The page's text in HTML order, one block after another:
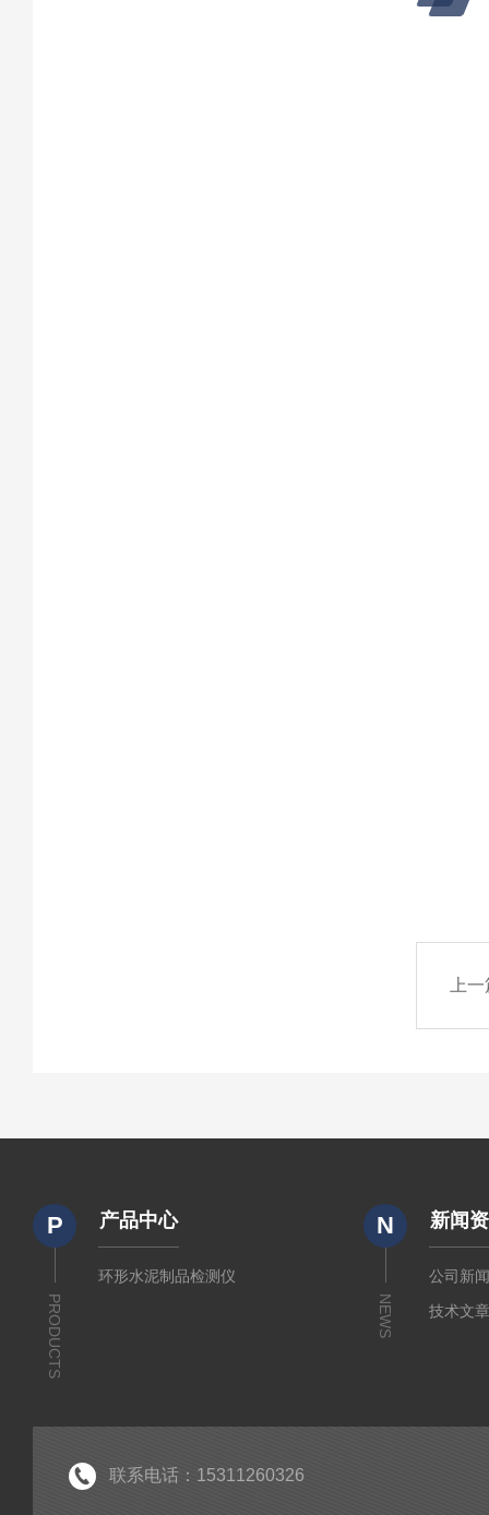
上
P
PRODUCTS
产品中心
环形水泥制品检测仪
N
NEWS
新闻
公司新
技术文
联系电话：15311260326